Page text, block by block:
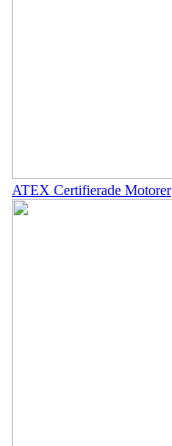
ATEX Certifierade Motorer